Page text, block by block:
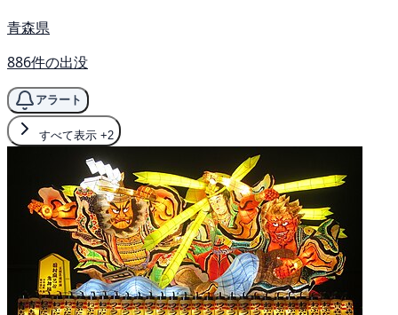
青森県
886件の出没
アラート
すべて表示 +2